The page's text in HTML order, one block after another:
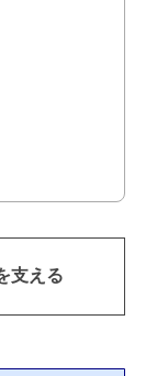
支える